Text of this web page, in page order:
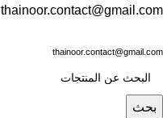
thainoor.contact@gmail.com
thainoor.contact@gmail.com
بحث